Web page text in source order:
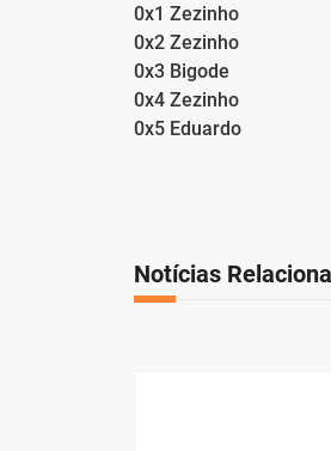
0x1 Zezinho
0x2 Zezinho
0x3 Bigode
0x4 Zezinho
0x5 Eduardo
Notícias